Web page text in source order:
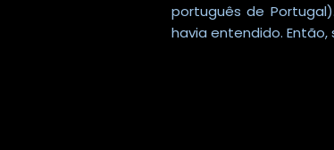
português de
havia entendido. Então,